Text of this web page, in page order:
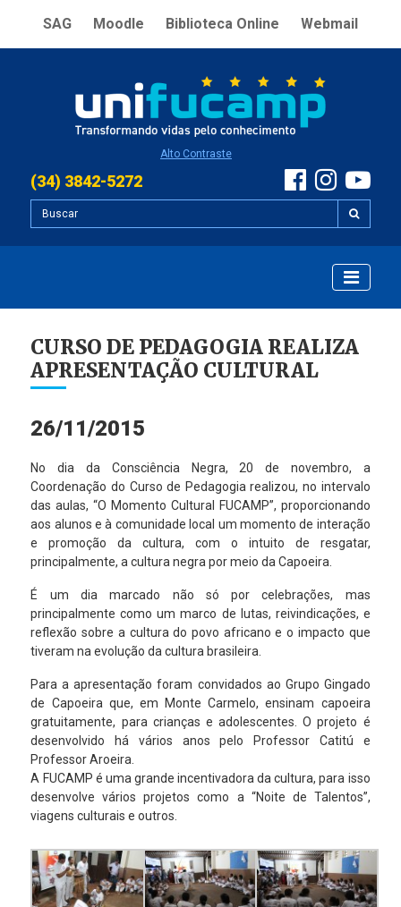
SAG Moodle Biblioteca Online Webmail
Alto Contraste
(34) 3842-5272
CURSO DE PEDAGOGIA REALIZA
APRESENTAÇÃO CULTURAL
26/11/2015
No dia da Consciência Negra, 20 de novembro, a
Coordenação do Curso de Pedagogia realizou, no intervalo
das aulas, “O Momento Cultural FUCAMP”, proporcionando
aos alunos e à comunidade local um momento de interação
e promoção da cultura, com o intuito de resgatar,
principalmente, a cultura negra por meio da Capoeira.
É um dia marcado não só por celebrações, mas
principalmente como um marco de lutas, reivindicações, e
reflexão sobre a cultura do povo africano e o impacto que
tiveram na evolução da cultura brasileira.
Para a apresentação foram convidados ao Grupo Gingado
de Capoeira que, em Monte Carmelo, ensinam capoeira
gratuitamente, para crianças e adolescentes. O projeto é
desenvolvido há vários anos pelo Professor Catitú e
Professor Aroeira.
A FUCAMP é uma grande incentivadora da cultura, para isso
desenvolve vários projetos como a “Noite de Talentos”,
viagens culturais e outros.